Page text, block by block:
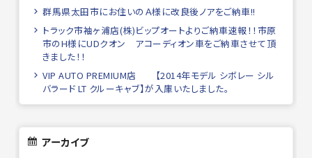
群馬県太田市にお住いのＡ様に改良後ノアをご納車!!
トラック市袖ヶ浦店(株)ビップオートよりご納車速報！！市原
市のH様にUDクオン アコーディオン車をご納車させて頂
きました！！
VIP AUTO PREMIUM店 【2014年モデル シボレー シル
バラード LT クルーキャブ】が入庫いたしました。
アーカイブ